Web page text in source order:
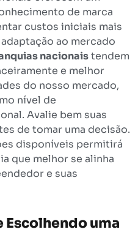
de marca
custos iniciais mais
ao mercado
nacionaistendem
e melhor
do nosso mercado,
nível de
Avalie bem suas
de tomar uma decisão.
disponíveis permitirá
que melhor se alinha
e suas
Escolhendo uma